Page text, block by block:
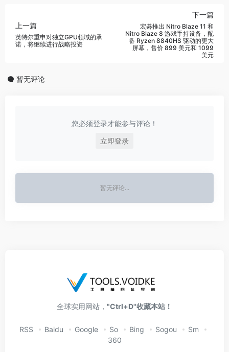
上一篇
英特尔重申对独立GPU领域的承
诺，将继续进行战略投资
下一篇
宏碁推出 Nitro Blaze 11 和
Nitro Blaze 8 游戏手持设备，配
备 Ryzen 8840HS 驱动的更大
屏幕，售价 899 美元和 1099
美元
暂无评论
您必须登录才能参与评论！
立即登录
暂无评论...
全球实用网站， "Ctrl+D"收藏本站！
RSS Baidu Google So Bing Sogou
Sm
360